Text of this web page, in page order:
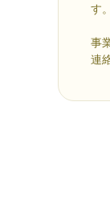
す。
事
連